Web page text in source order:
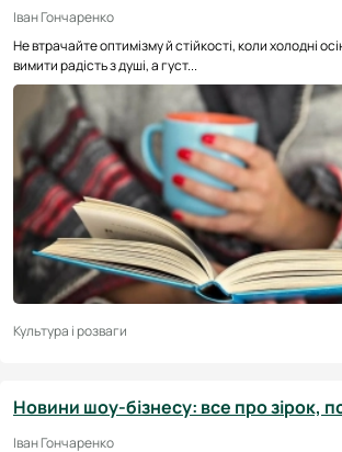
Іван Гончаренко
Не втрачайте оптимізму й стійкості, коли холодні
вимити радість з душі, а густ...
Культура і розваги
Новини шоу-бізнесу: все про зірок,
Іван Гончаренко